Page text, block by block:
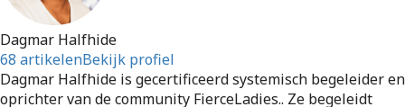
Dagmar Halfhide
68 artikelenBekijk profiel
Dagmar Halfhide is gecertificeerd systemisch begeleider en
oprichter van de community FierceLadies.. Ze begeleidt